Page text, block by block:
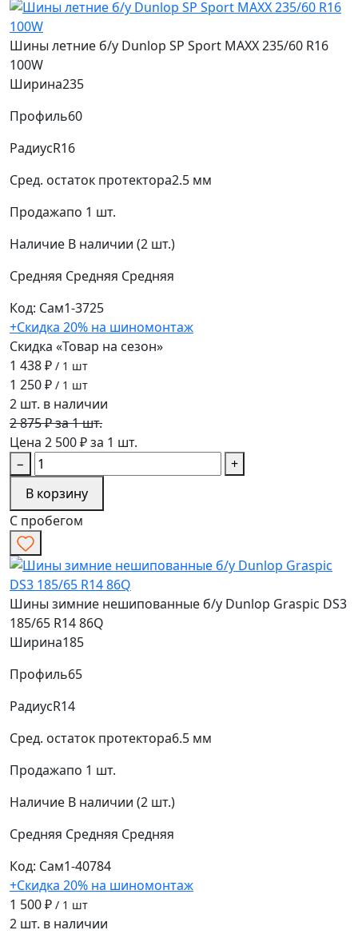
Шины летние б/у Dunlop SP Sport MAXX 235/60 R16
100W
Ширина235
Профиль60
РадиусR16
Сред. остаток протектора2.5 мм
Продажапо 1 шт.
Наличие В наличии (2 шт.)
Средняя Средняя Средняя
Код: Сам1-3725
+Скидка 20% на шиномонтаж
Скидка «Товар на сезон»
1 438 ₽ / 1 шт
1 250 ₽ / 1 шт
2 шт. в наличии
2 875 ₽ за 1 шт.
Цена 2 500 ₽ за 1 шт.
−
+
В корзину
С пробегом
Шины зимние нешипованные б/у Dunlop Graspic DS3
185/65 R14 86Q
Ширина185
Профиль65
РадиусR14
Сред. остаток протектора6.5 мм
Продажапо 1 шт.
Наличие В наличии (2 шт.)
Средняя Средняя Средняя
Код: Сам1-40784
+Скидка 20% на шиномонтаж
1 500 ₽ / 1 шт
2 шт. в наличии